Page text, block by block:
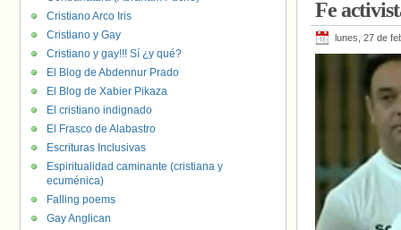
Fe
lunes, 27 de
Cristiano Arco Iris
Cristiano y Gay
Cristiano y gay!!! Sí ¿y qué?
El Blog de Abdennur Prado
El Blog de Xabier Pikaza
El cristiano indignado
El Frasco de Alabastro
Escrituras Inclusivas
Espiritualidad caminante (cristiana y
ecuménica)
Falling poems
Gay Anglican